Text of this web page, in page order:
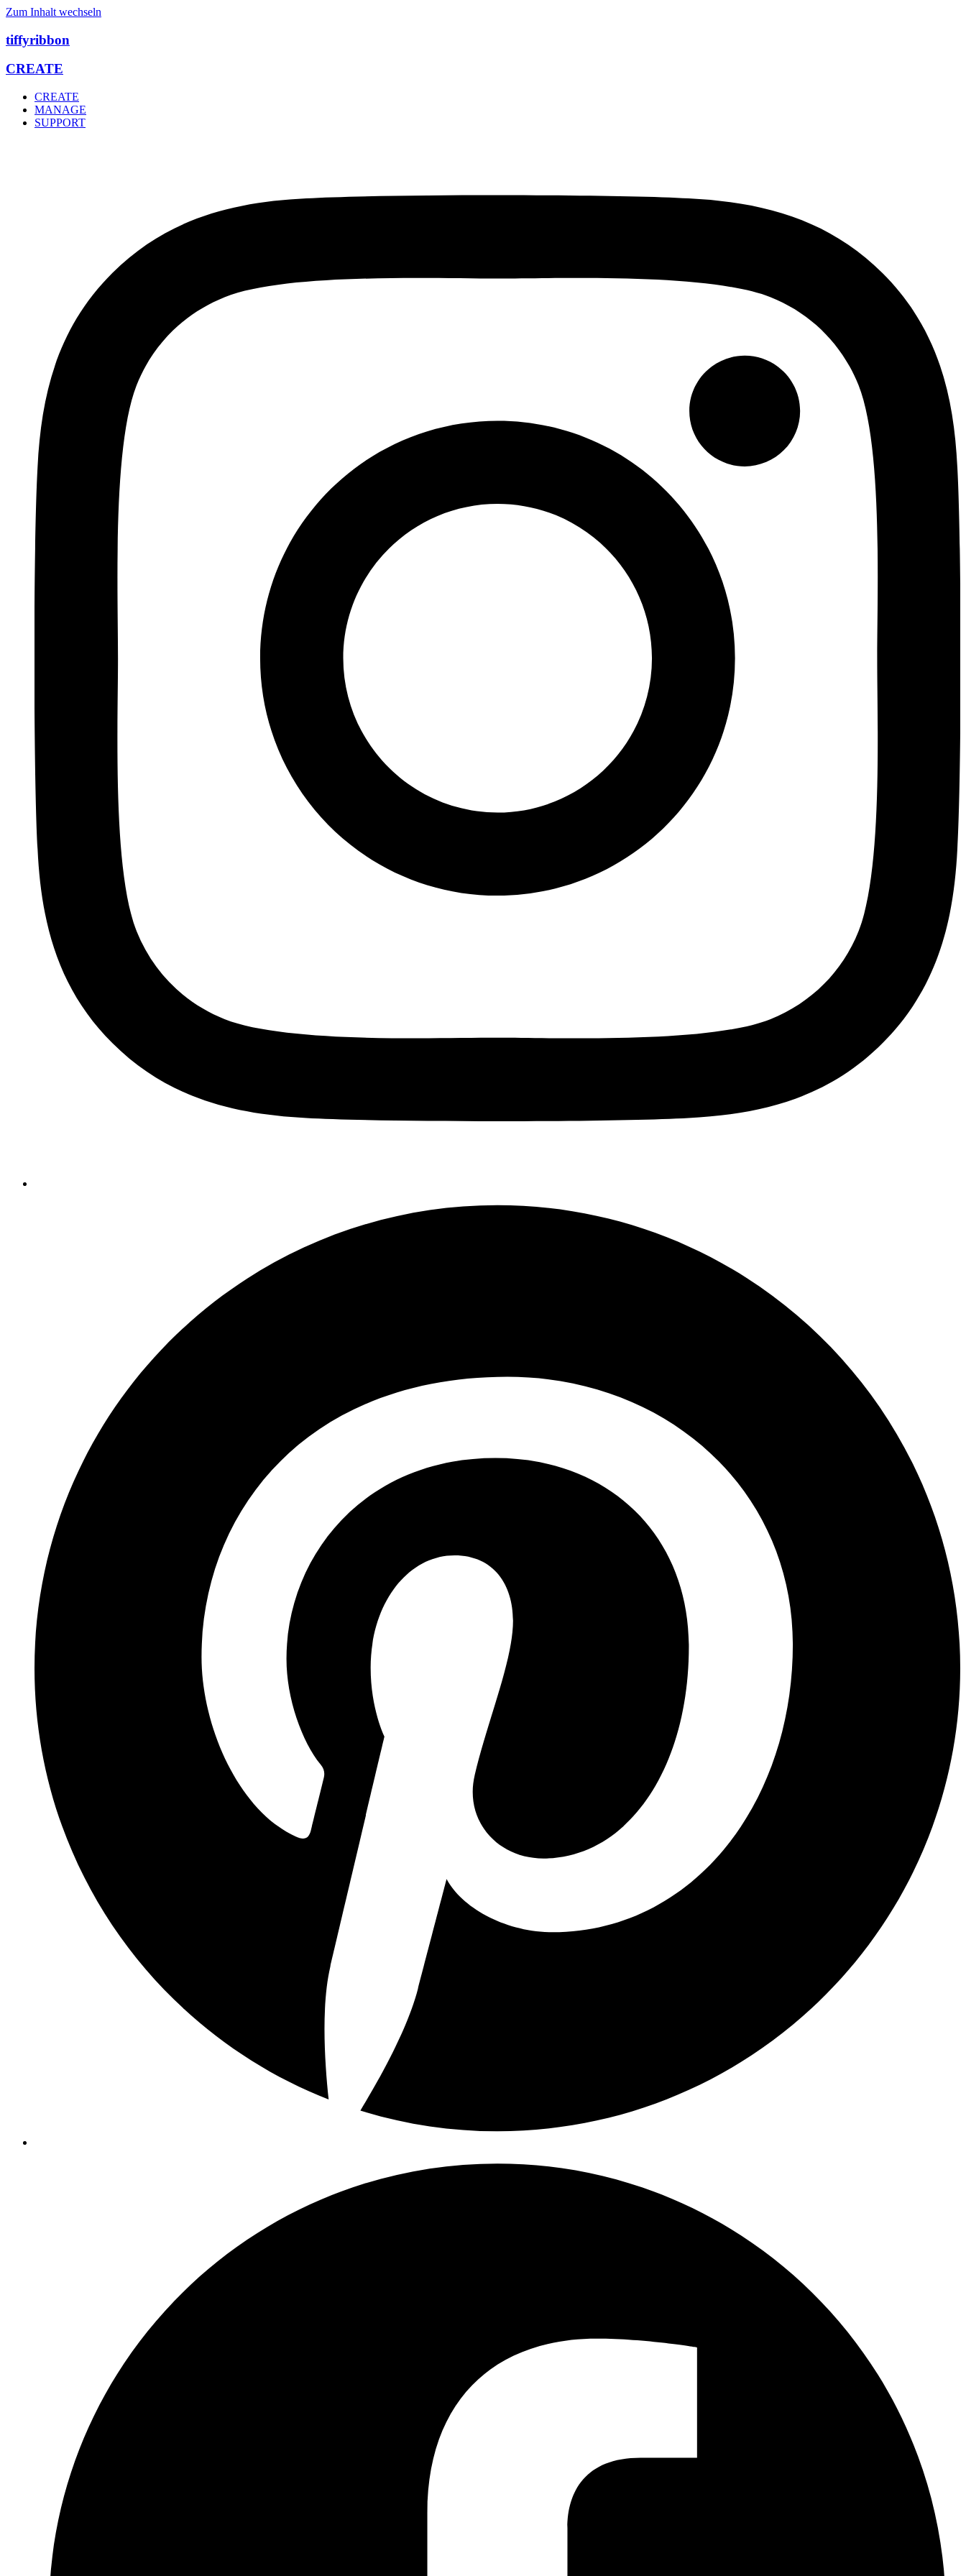
Zum Inhalt wechseln
tiffyribbon
CREATE
CREATE
MANAGE
SUPPORT